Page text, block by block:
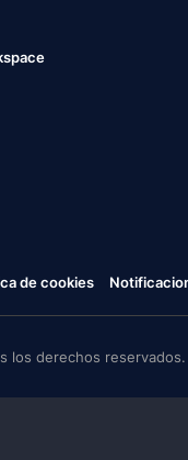
de cookies
los derechos reservados.